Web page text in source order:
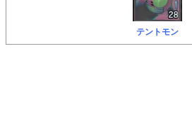
テントモン